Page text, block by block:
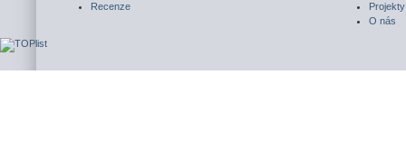
Recenze
Projekty
O nás